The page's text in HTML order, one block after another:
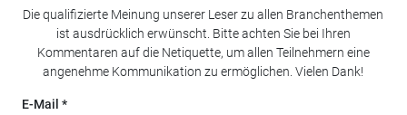
Die qualifizierte Meinung unserer Leser zu allen Branchenthemen
ist ausdrücklich erwünscht. Bitte achten Sie bei Ihren
Kommentaren auf die Netiquette, um allen Teilnehmern eine
angenehme Kommunikation zu ermöglichen. Vielen Dank!
E-Mail